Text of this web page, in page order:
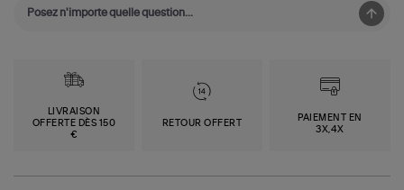
LIVRAISON
OFFERTE DÈS 150
€
RETOUR OFFERT
PAIEMENT EN
3X,4X